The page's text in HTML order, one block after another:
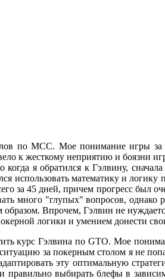
по МСС. Мое понимание игры
к жесткому неприятию и
я обратился к Гэлвину,
использовать математику и
за 45 дней, причем прогресс был
много "глупых" вопросов, однако
Впрочем, Гэлвин не
логики и умением донести
курс Гэлвина по GTO. Мое
за покерным столом я не
эту оптимальную
правильно выбирать блефы в